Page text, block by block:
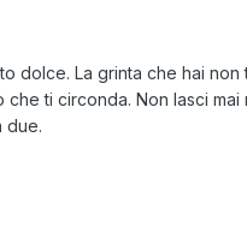
dolce. La grinta che hai
ti circonda. Non lasci
due.